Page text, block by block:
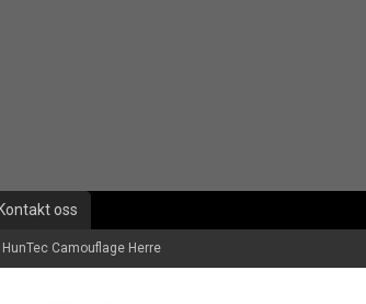
oss
Camouflage Herre